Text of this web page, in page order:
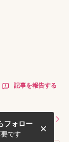
記事を報告する
りの｢ルー
意外と・・・
フォロー
です